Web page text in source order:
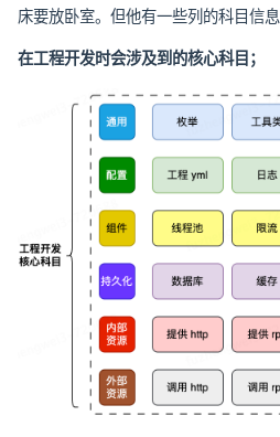
床要放卧室。但他有一些列的科目信息
在工程开发时会涉及到的核心科目；